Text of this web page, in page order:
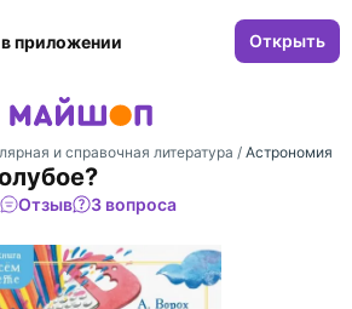
приложении Открыть
и справочная литература / Астрономия
Отзыв 3 вопроса